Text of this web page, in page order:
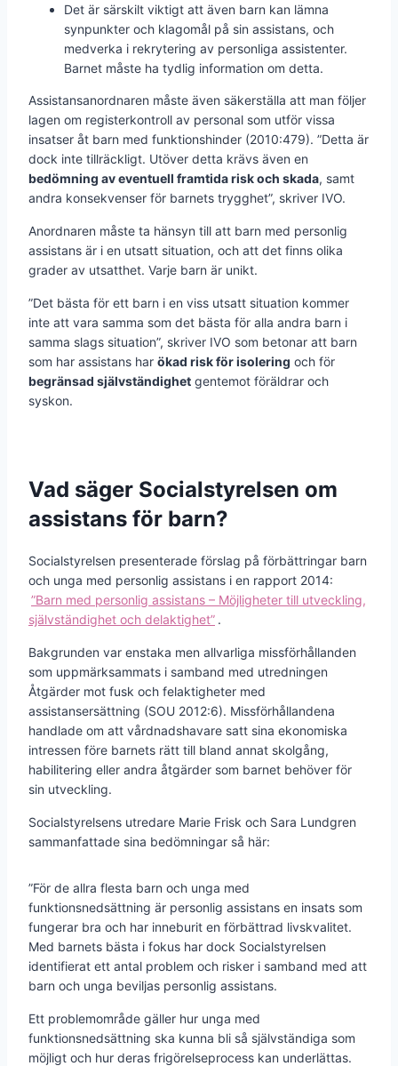
Det är särskilt viktigt att även barn kan lämna
synpunkter och klagomål på sin assistans, och
medverka i rekrytering av personliga assistenter.
Barnet måste ha tydlig information om detta.
Assistansanordnaren måste även säkerställa att man följer
lagen om registerkontroll av personal som utför vissa
insatser åt barn med funktionshinder (2010:479). ”Detta är
dock inte tillräckligt. Utöver detta krävs även en
bedömning av eventuell framtida risk och skada, samt
andra konsekvenser för barnets trygghet”, skriver IVO.
Anordnaren måste ta hänsyn till att barn med personlig
assistans är i en utsatt situation, och att det finns olika
grader av utsatthet. Varje barn är unikt.
”Det bästa för ett barn i en viss utsatt situation kommer
inte att vara samma som det bästa för alla andra barn i
samma slags situation”, skriver IVO som betonar att barn
som har assistans har ökad risk för isolering och för
begränsad självständighet gentemot föräldrar och
syskon.
Vad säger Socialstyrelsen om
assistans för barn?
Socialstyrelsen presenterade förslag på förbättringar barn
och unga med personlig assistans i en rapport 2014:
”Barn med personlig assistans – Möjligheter till utveckling,
självständighet och delaktighet” .
Bakgrunden var enstaka men allvarliga missförhållanden
som uppmärksammats i samband med utredningen
Åtgärder mot fusk och felaktigheter med
assistansersättning (SOU 2012:6). Missförhållandena
handlade om att vårdnadshavare satt sina ekonomiska
intressen före barnets rätt till bland annat skolgång,
habilitering eller andra åtgärder som barnet behöver för
sin utveckling.
Socialstyrelsens utredare Marie Frisk och Sara Lundgren
sammanfattade sina bedömningar så här:
”För de allra flesta barn och unga med
funktionsnedsättning är personlig assistans en insats som
fungerar bra och har inneburit en förbättrad livskvalitet.
Med barnets bästa i fokus har dock Socialstyrelsen
identifierat ett antal problem och risker i samband med att
barn och unga beviljas personlig assistans.
Ett problemområde gäller hur unga med
funktionsnedsättning ska kunna bli så självständiga som
möjligt och hur deras frigörelseprocess kan underlättas.